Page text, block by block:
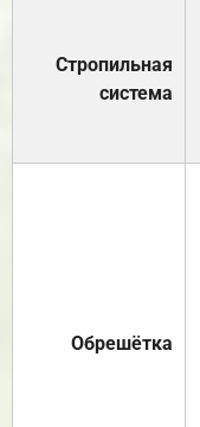
Стропильная
система
Обрешётка